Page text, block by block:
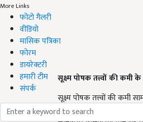
More Links
फोटो गैलरी
वीडियो
मासिक पत्रिका
फोरम
डायरेक्टरी
हमारी टीम
संपर्क
सूक्ष्म पोषक तत्त्वों की कमी
सूक्ष्म पोषक तत्त्वों की कमी
लक्षणों को कीट प्रकोप, रोग